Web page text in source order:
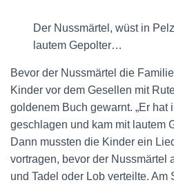
Der Nussmärtel, wüst in
lautem Gepolter…
Bevor der Nussmärtel die
Kinder vor dem Gesellen mit
goldenem Buch gewarnt. „Er hat
geschlagen und kam mit lautem
Dann mussten die Kinder ein
vortragen, bevor der Nussmärtel
und Tadel oder Lob verteilte. Am